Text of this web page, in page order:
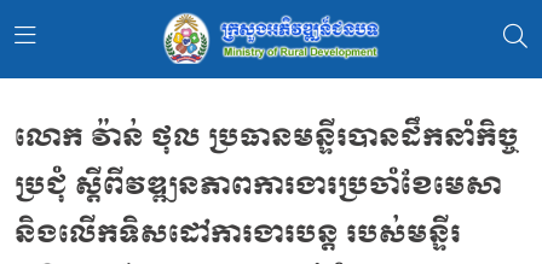
លោក វ៉ាន់ ថុល ប្រធានមន្ទីរបានដឹកនាំកិច្ច
ប្រជុំ ស្តីពីវឌ្ឍនភាពការងារប្រចាំខែមេសា
និងលេីកទិសដៅការងារបន្ត របស់មន្ទីរ